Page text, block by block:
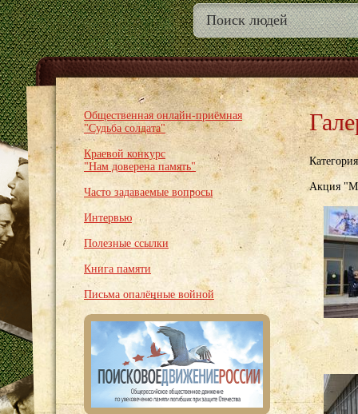
Общественная онлайн-приёмная
"Судьба солдата"
Краевой конкурс
"Нам доверена память"
Часто задаваемые вопросы
Интервью
Полезные ссылки
Книга памяти
Письма опалённые войной
Акция